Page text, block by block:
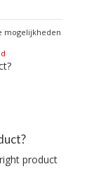
mogelijkheden
product